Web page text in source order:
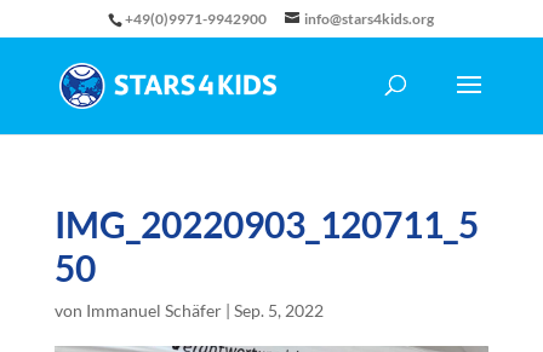
+49(0)9971-9942900 info@stars4kids.org
IMG_20220903_120711_5
50
von Immanuel Schäfer| Sep. 5, 2022